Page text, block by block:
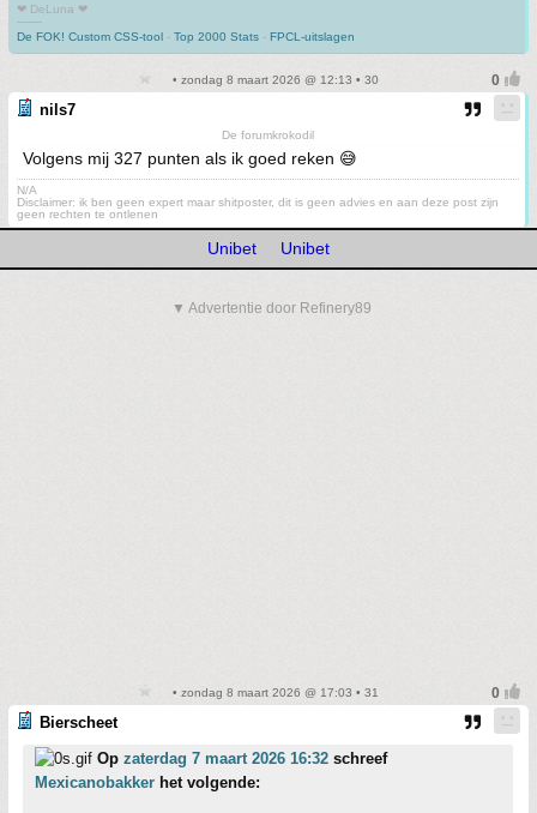
❤ DeLuna ❤
-------
De FOK! Custom CSS-tool - Top 2000 Stats - FPCL-uitslagen
• zondag 8 maart 2026 @ 12:13 • 30
nils7
De forumkrokodil
Volgens mij 327 punten als ik goed reken 😅
N/A
Disclaimer: ik ben geen expert maar shitposter, dit is geen advies en aan deze post zijn
geen rechten te ontlenen
Unibet Unibet
▼ Advertentie door Refinery89
• zondag 8 maart 2026 @ 17:03 • 31
Bierscheet
Op zaterdag 7 maart 2026 16:32 schreef
Mexicanobakker het volgende: